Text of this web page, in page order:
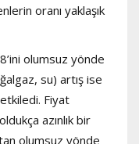
oranı yaklaşık
olumsuz yönde
su) artış ise
etkiledi. Fiyat
azınlık bir
olumsuz yönde